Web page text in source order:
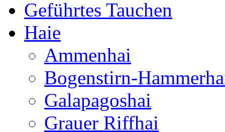
Geführtes Tauchen
Haie
Ammenhai
Bogenstirn-
Galapagoshai
Grauer Riffhai